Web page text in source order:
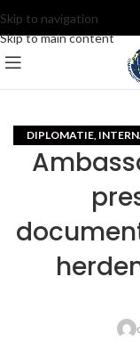
Skip to navigation
Skip to main content
DIPLOMATIE,